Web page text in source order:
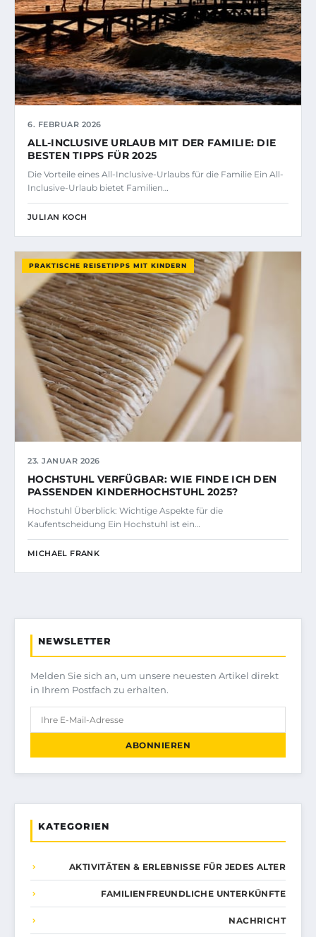
6. FEBRUAR 2026
ALL-INCLUSIVE URLAUB MIT DER FAMILIE: DIE
BESTEN TIPPS FÜR 2025
Die Vorteile eines All-Inclusive-Urlaubs für die Familie Ein All-
Inclusive-Urlaub bietet Familien…
JULIAN KOCH
PRAKTISCHE REISETIPPS MIT KINDERN
23. JANUAR 2026
HOCHSTUHL VERFÜGBAR: WIE FINDE ICH DEN
PASSENDEN KINDERHOCHSTUHL 2025?
Hochstuhl Überblick: Wichtige Aspekte für die
Kaufentscheidung Ein Hochstuhl ist ein…
MICHAEL FRANK
NEWSLETTER
Melden Sie sich an, um unsere neuesten Artikel direkt
in Ihrem Postfach zu erhalten.
ABONNIEREN
KATEGORIEN
AKTIVITÄTEN & ERLEBNISSE FÜR JEDES ALTER
FAMILIENFREUNDLICHE UNTERKÜNFTE
NACHRICHT